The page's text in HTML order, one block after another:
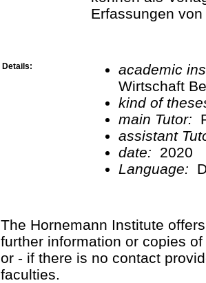
Erfassungen
Details:
academic
Wirtschaft
kind of
main Tutor:
assistant
date:
2020
Language:
The Hornemann Institute
further information or copies
or - if there is no contact
faculties.